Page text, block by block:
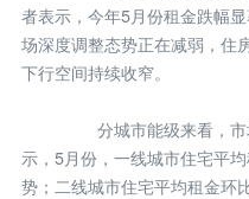
者表示，今年5月份租金跌幅
场深度调整态势正在减弱，住
下行空间持续收窄。
分城市能级来看，市
示，5月份，一线城市住宅平
势；二线城市住宅平均租金环